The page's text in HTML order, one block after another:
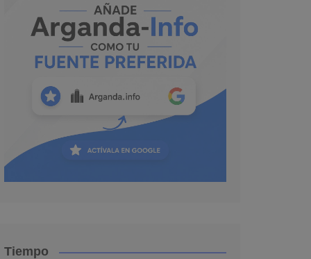
Tiempo